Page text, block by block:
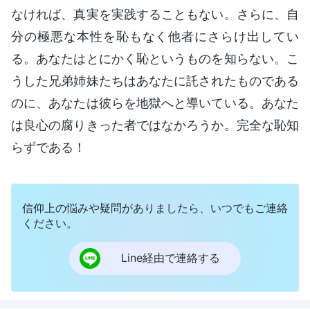
なければ、真実を実践することもない。さらに、自
分の極悪な本性を恥もなく他者にさらけ出してい
る。あなたはとにかく恥というものを知らない。こ
うした兄弟姉妹たちはあなたに託されたものである
のに、あなたは彼らを地獄へと導いている。あなた
は良心の腐りきった者ではなかろうか。完全な恥知
らずである！
信仰上の悩みや疑問がありましたら、いつでもご連絡
ください。
Line経由で連絡する